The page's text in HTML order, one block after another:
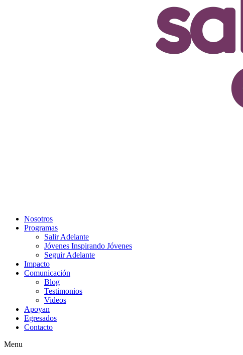
Nosotros
Programas
Salir Adelante
Jóvenes Inspirando Jóvenes
Seguir Adelante
Impacto
Comunicación
Blog
Testimonios
Videos
Apoyan
Egresados
Contacto
Menu